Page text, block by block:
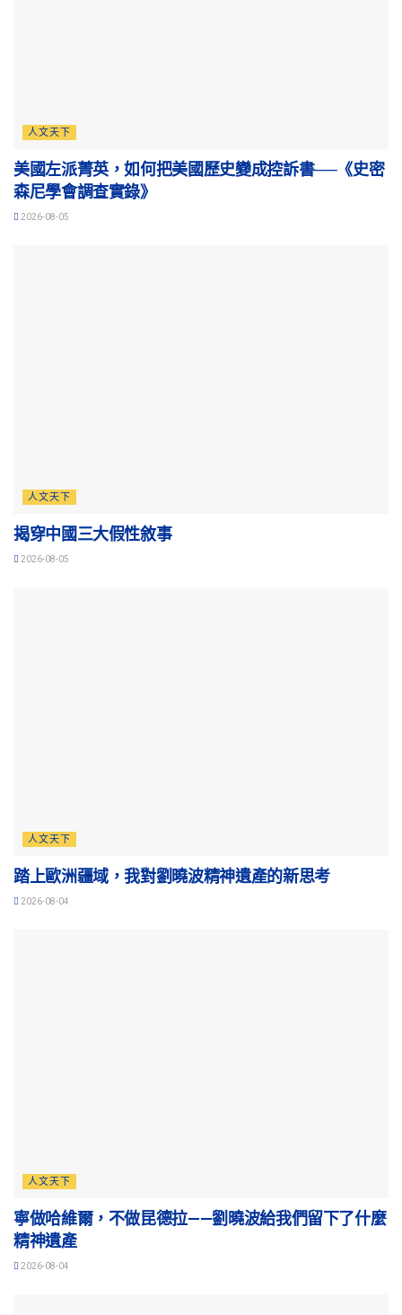
人文天下
美國左派菁英，如何把美國歷史變成控訴書──《史密
森尼學會調查實錄》
2026-08-05
人文天下
揭穿中國三大假性敘事
2026-08-05
人文天下
踏上歐洲疆域，我對劉曉波精神遺產的新思考
2026-08-04
人文天下
寧做哈維爾，不做昆德拉——劉曉波給我們留下了什麼
精神遺產
2026-08-04